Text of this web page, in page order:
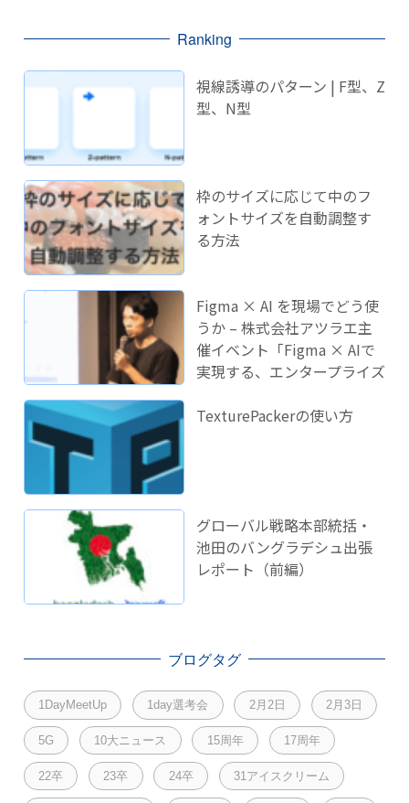
Ranking
視線誘導のパターン | F型、Z
型、N型
枠のサイズに応じて中のフ
ォントサイズを自動調整す
る方法
Figma × AI を現場でどう使
うか – 株式会社アツラエ主
催イベント「Figma × AIで
実現する、エンタープライズ
ました！
TexturePackerの使い方
グローバル戦略本部統括・
池田のバングラデシュ出張
レポート（前編）
ブログタグ
1DayMeetUp 1day選考会 2月2日 2月3日
5G 10大ニュース 15周年 17周年
22卒 23卒 24卒 31アイスクリーム